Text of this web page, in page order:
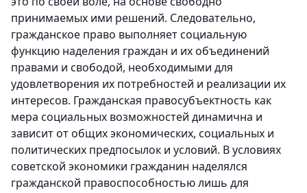
принимаемых ими решений. Следовательно,
гражданское право выполняет социальную
функцию наделения граждан и их объединений
правами и свободой, необходимыми для
удовлетворения их потребностей и реализации их
интересов. Гражданская правосубъектность как
мера социальных возможностей динамична и
зависит от общих экономических, социальных и
политических предпосылок и условий. В условиях
советской экономики гражданин наделялся
гражданской правоспособностью лишь для